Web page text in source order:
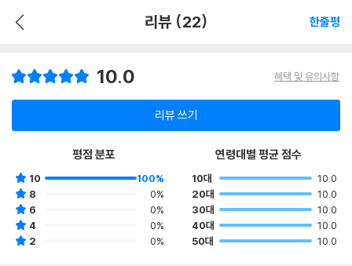
리뷰 (22) 한줄평
10.0 혜택 및 유의사항
리뷰 쓰기
평점 분포
10
100%
8
0%
6
0%
4
0%
2
0%
연령대별 평균 점수
10대
10.0
20대
10.0
30대
10.0
40대
10.0
50대
10.0